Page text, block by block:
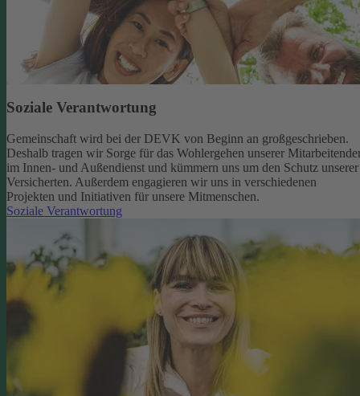
Soziale Verantwortung
Gemeinschaft wird bei der DEVK von Beginn an großgeschrieben.
Deshalb tragen wir Sorge für das Wohlergehen unserer
im Innen- und Außendienst und kümmern uns um den Schutz unserer
Versicherten. Außerdem engagieren wir uns in verschiedenen
Projekten und Initiativen für unsere Mitmenschen.
Soziale Verantwortung